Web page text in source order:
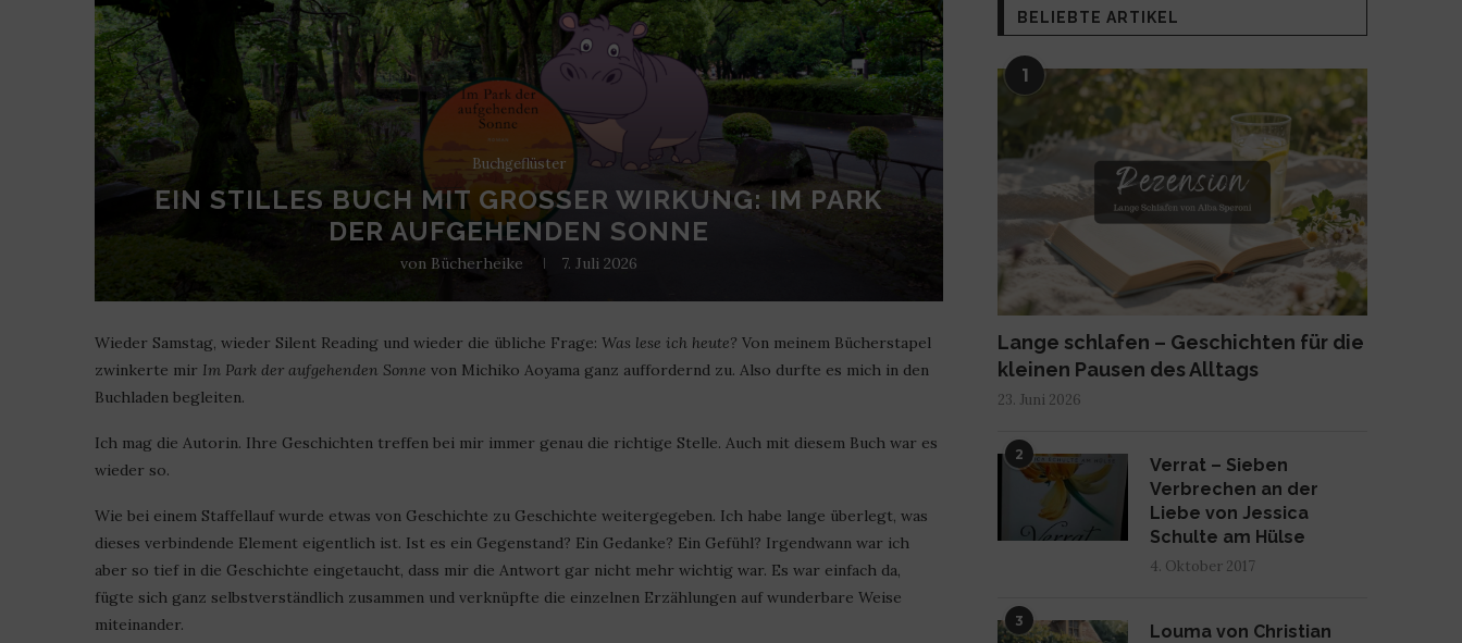
Buchgeflüster
EIN STILLES BUCH MIT GROSSER WIRKUNG: IM PARK D
ER AUFGEHENDEN SONNE
von Bücherheike 7. Juli 2026
Wieder Samstag, wieder Silent Reading und wieder die übliche Frage: Was lese ich heute? Von meinem Bücherstapel
zwinkerte mir Im Park der aufgehenden Sonne von Michiko Aoyama ganz auffordernd zu. Also durfte es mich in den
Buchladen begleiten.
Ich mag die Autorin. Ihre Geschichten treffen bei mir immer genau die richtige Stelle. Auch mit diesem Buch war es
wieder so.
Wie bei einem Staffellauf wurde etwas von Geschichte zu Geschichte weitergegeben. Ich habe lange überlegt, was
dieses verbindende Element eigentlich ist. Ist es ein Gegenstand? Ein Gedanke? Ein Gefühl? Irgendwann war ich
aber so tief in die Geschichte eingetaucht, dass mir die Antwort gar nicht mehr wichtig war. Es war einfach da,
fügte sich ganz selbstverständlich zusammen und verknüpfte die einzelnen Erzählungen auf wunderbare Weise
miteinander.
BELIEBTE ARTIKEL
1
Lange schlafen – Geschichten für die
kleinen Pausen des Alltags
23. Juni 2026
2
Verrat – Sieben
Verbrechen an der
Liebe von Jessica
Schulte am Hülse
4. Oktober 2017
3
Louma von Christian